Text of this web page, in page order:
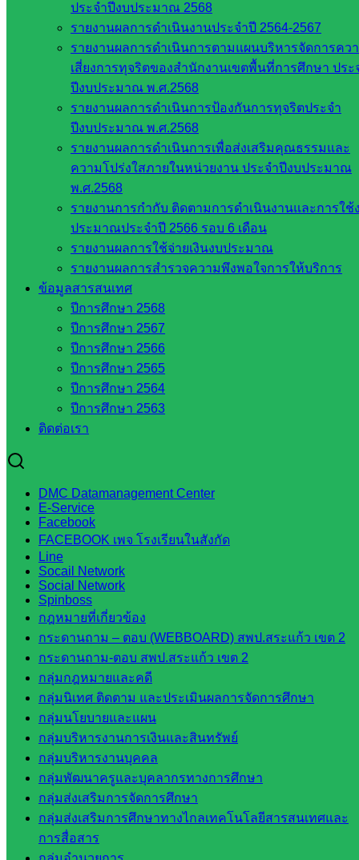
ประจำปีงบประมาณ 2568
รายงานผลการดำเนินงานประจำปี 2564-2567
รายงานผลการดำเนินการตามแผนบริหารจัดการคว
เสี่ยงการทุจริตของสำนักงานเขตพื้นที่การศึกษา ประ
ปีงบประมาณ พ.ศ.2568
รายงานผลการดำเนินการป้องกันการทุจริตประจำ
ปีงบประมาณ พ.ศ.2568
รายงานผลการดำเนินการเพื่อส่งเสริมคุณธรรมและ
ความโปร่งใสภายในหน่วยงาน ประจำปีงบประมาณ
พ.ศ.2568
รายงานการกำกับ ติดตามการดำเนินงานและการใช้
ประมาณประจำปี 2566 รอบ 6 เดือน
รายงานผลการใช้จ่ายเงินงบประมาณ
รายงานผลการสำรวจความพึงพอใจการให้บริการ
ข้อมูลสารสนเทศ
ปีการศึกษา 2568
ปีการศึกษา 2567
ปีการศึกษา 2566
ปีการศึกษา 2565
ปีการศึกษา 2564
ปีการศึกษา 2563
ติดต่อเรา
DMC Datamanagement Center
E-Service
Facebook
FACEBOOK เพจ โรงเรียนในสังกัด
Line
Socail Network
Social Network
Spinboss
กฎหมายที่เกี่ยวข้อง
กระดานถาม – ตอบ (WEBBOARD) สพป.สระแก้ว เขต 2
กระดานถาม-ตอบ สพป.สระแก้ว เขต 2
กลุ่มกฎหมายและคดี
กลุ่มนิเทศ ติดตาม และประเมินผลการจัดการศึกษา
กลุ่มนโยบายและแผน
กลุ่มบริหารงานการเงินและสินทรัพย์
กลุ่มบริหารงานบุคคล
กลุ่มพัฒนาครูและบุคลากรทางการศึกษา
กลุ่มส่งเสริมการจัดการศึกษา
กลุ่มส่งเสริมการศึกษาทางไกลเทคโนโลยีสารสนเทศและ
การสื่อสาร
เว็บไซต์
สำนักต่าง
ๆ ใน
เว็บไซต์
สพม. ใน
สพฐ.
เว็บไซต์
สพป. ใน
สังกัด
กรมบัญชี
กลาง
สำนักงาน
ส.ก.ส.ค
หน่วยงาน
ในจังหวัด
สระแก้ว
องค์การ
บริหาร
ส่วน
จังหวัด
สระแก้ว
ศึกษาธิการ
จังหวัด
สระแก้ว
สำนักงาน
ส.ก.ส.ค.
จังหวัด
สระแก้ว
สพป.
สระแก้ว
เขต 1
สพป.สระแก้ว
เขต 2
โรงเรียน
ในสังกัด